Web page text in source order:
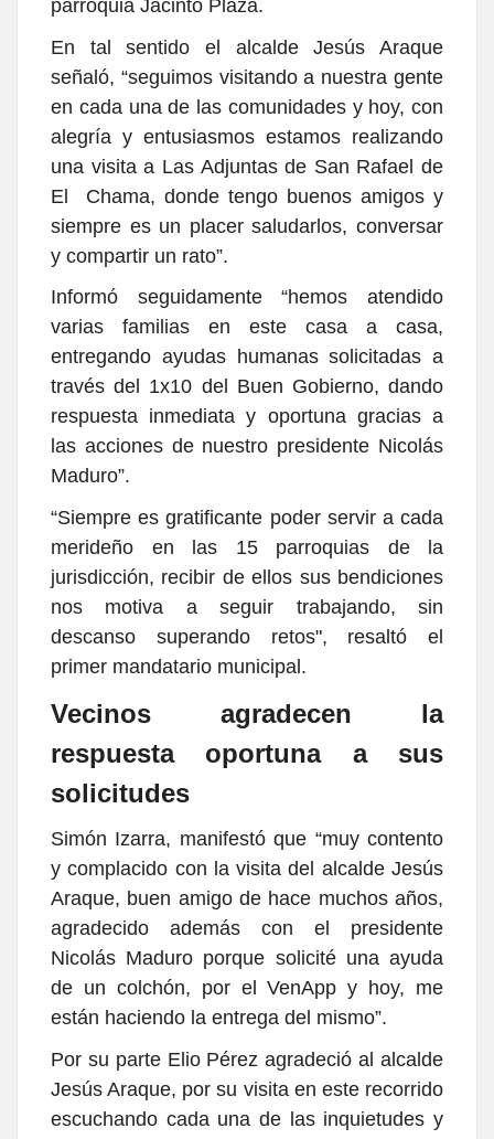
parroquia Jacinto Plaza.
En tal sentido el alcalde Jesús Araque
señaló, “seguimos visitando a nuestra gente
en cada una de las comunidades y hoy, con
alegría y entusiasmos estamos realizando
una visita a Las Adjuntas de San Rafael de
El Chama, donde tengo buenos amigos y
siempre es un placer saludarlos, conversar
y compartir un rato”.
Informó seguidamente “hemos atendido
varias familias en este casa a casa,
entregando ayudas humanas solicitadas a
través del 1x10 del Buen Gobierno, dando
respuesta inmediata y oportuna gracias a
las acciones de nuestro presidente Nicolás
Maduro”.
“Siempre es gratificante poder servir a cada
merideño en las 15 parroquias de la
jurisdicción, recibir de ellos sus bendiciones
nos motiva a seguir trabajando, sin
descanso superando retos", resaltó el
primer mandatario municipal.
Vecinos agradecen la
respuesta oportuna a sus
solicitudes
Simón Izarra, manifestó que “muy contento
y complacido con la visita del alcalde Jesús
Araque, buen amigo de hace muchos años,
agradecido además con el presidente
Nicolás Maduro porque solicité una ayuda
de un colchón, por el VenApp y hoy, me
están haciendo la entrega del mismo”.
Por su parte Elio Pérez agradeció al alcalde
Jesús Araque, por su visita en este recorrido
escuchando cada una de las inquietudes y